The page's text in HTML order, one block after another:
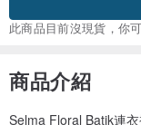
此商品目前沒現貨，你
商品介紹
Selma Floral Batik連